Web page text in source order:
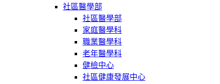
社區醫學部
社區醫學部
家庭醫學科
職業醫學科
老年醫學科
健檢中心
社區健康發展中心